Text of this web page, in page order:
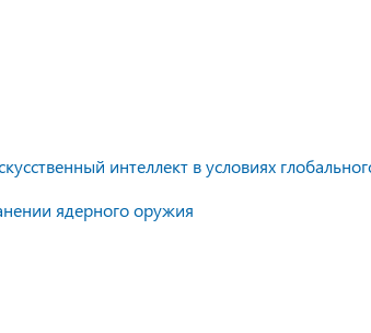
интеллект в условиях
ядерного оружия